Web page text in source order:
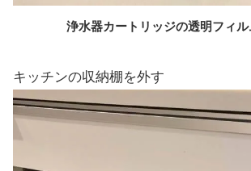
浄水器カートリッジの透明フィ
キッチンの収納棚を外す